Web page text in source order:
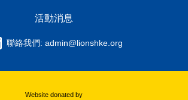
活動消息
聯絡我們: admin@lionshke.org
Website donated by